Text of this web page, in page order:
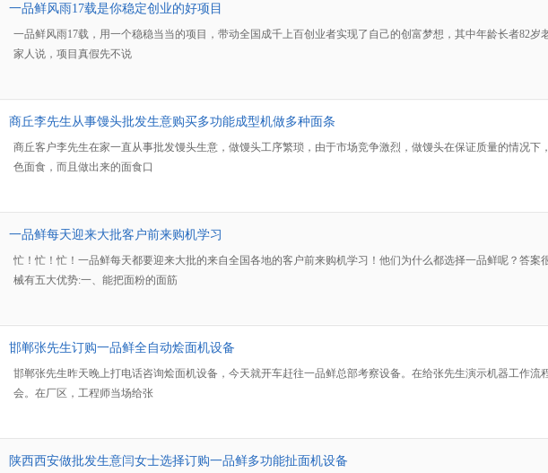
一品鲜风雨17载是你稳定创业的好项目
一品鲜风雨17载，用一个稳稳当当的项目，带动全国成千上百创业者实现了自己的创富梦想，其中年龄长者82
家人说，项目真假先不说
商丘李先生从事馒头批发生意购买多功能成型机做多种面条
商丘客户李先生在家一直从事批发馒头生意，做馒头工序繁琐，由于市场竞争激烈，做馒头在保证质量的情况
色面食，而且做出来的面食口
一品鲜每天迎来大批客户前来购机学习
忙！忙！忙！一品鲜每天都要迎来大批的来自全国各地的客户前来购机学习！他们为什么都选择一品鲜呢？答
械有五大优势:一、能把面粉的面筋
邯郸张先生订购一品鲜全自动烩面机设备
邯郸张先生昨天晚上打电话咨询烩面机设备，今天就开车赶往一品鲜总部考察设备。在给张先生演示机器工作
会。在厂区，工程师当场给张
陕西西安做批发生意闫女士选择订购一品鲜多功能扯面机设备